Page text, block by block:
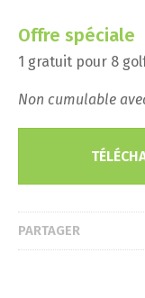
Offre spéciale
1 gratuit pour 8
Non cumulable
PARTAGER